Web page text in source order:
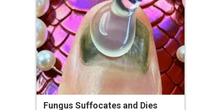
Fungus Suffocates and Dies